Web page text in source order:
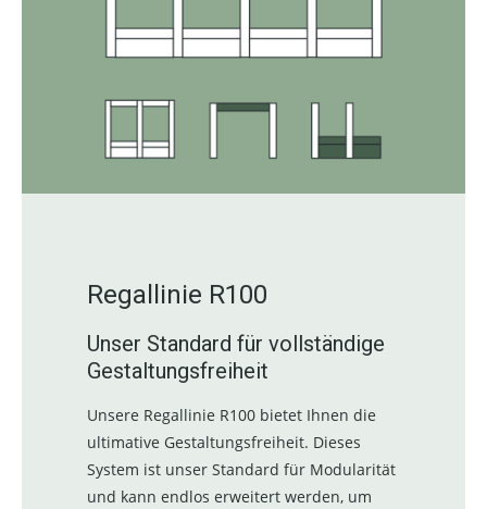
Regallinie R100
Unser Standard für vollständige
Gestaltungsfreiheit
Unsere Regallinie R100 bietet Ihnen die
ultimative Gestaltungsfreiheit. Dieses
System ist unser Standard für Modularität
und kann endlos erweitert werden, um